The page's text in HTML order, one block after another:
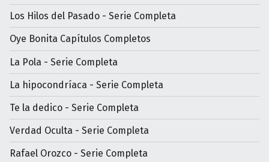
Los Hilos del Pasado - Serie Completa
Oye Bonita Capítulos Completos
La Pola - Serie Completa
La hipocondríaca - Serie Completa
Te la dedico - Serie Completa
Verdad Oculta - Serie Completa
Rafael Orozco - Serie Completa